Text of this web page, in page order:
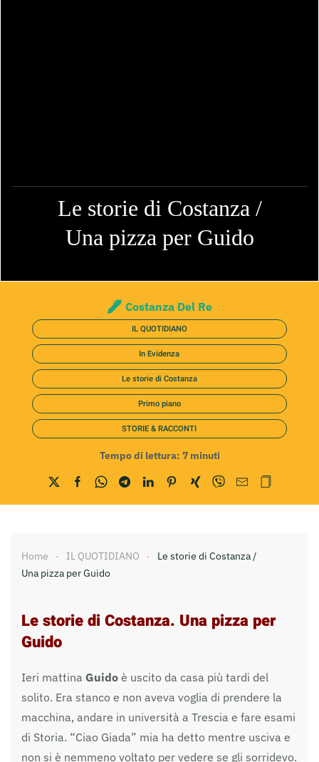
Le storie di Costanza /
Una pizza per Guido
Costanza Del Re
IL QUOTIDIANO
In Evidenza
Le storie di Costanza
Primo piano
STORIE & RACCONTI
Tempo di lettura: 7 minuti
Home IL QUOTIDIANO
Le storie di Costanza /
Una pizza per Guido
Le storie di Costanza. Una pizza per
Guido
Ieri mattina Guido è uscito da casa più tardi del
solito. Era stanco e non aveva voglia di prendere la
macchina, andare in università a Trescia e fare esami
di Storia. “Ciao Giada” mia ha detto mentre usciva e
non si è nemmeno voltato per vedere se gli sorridevo.